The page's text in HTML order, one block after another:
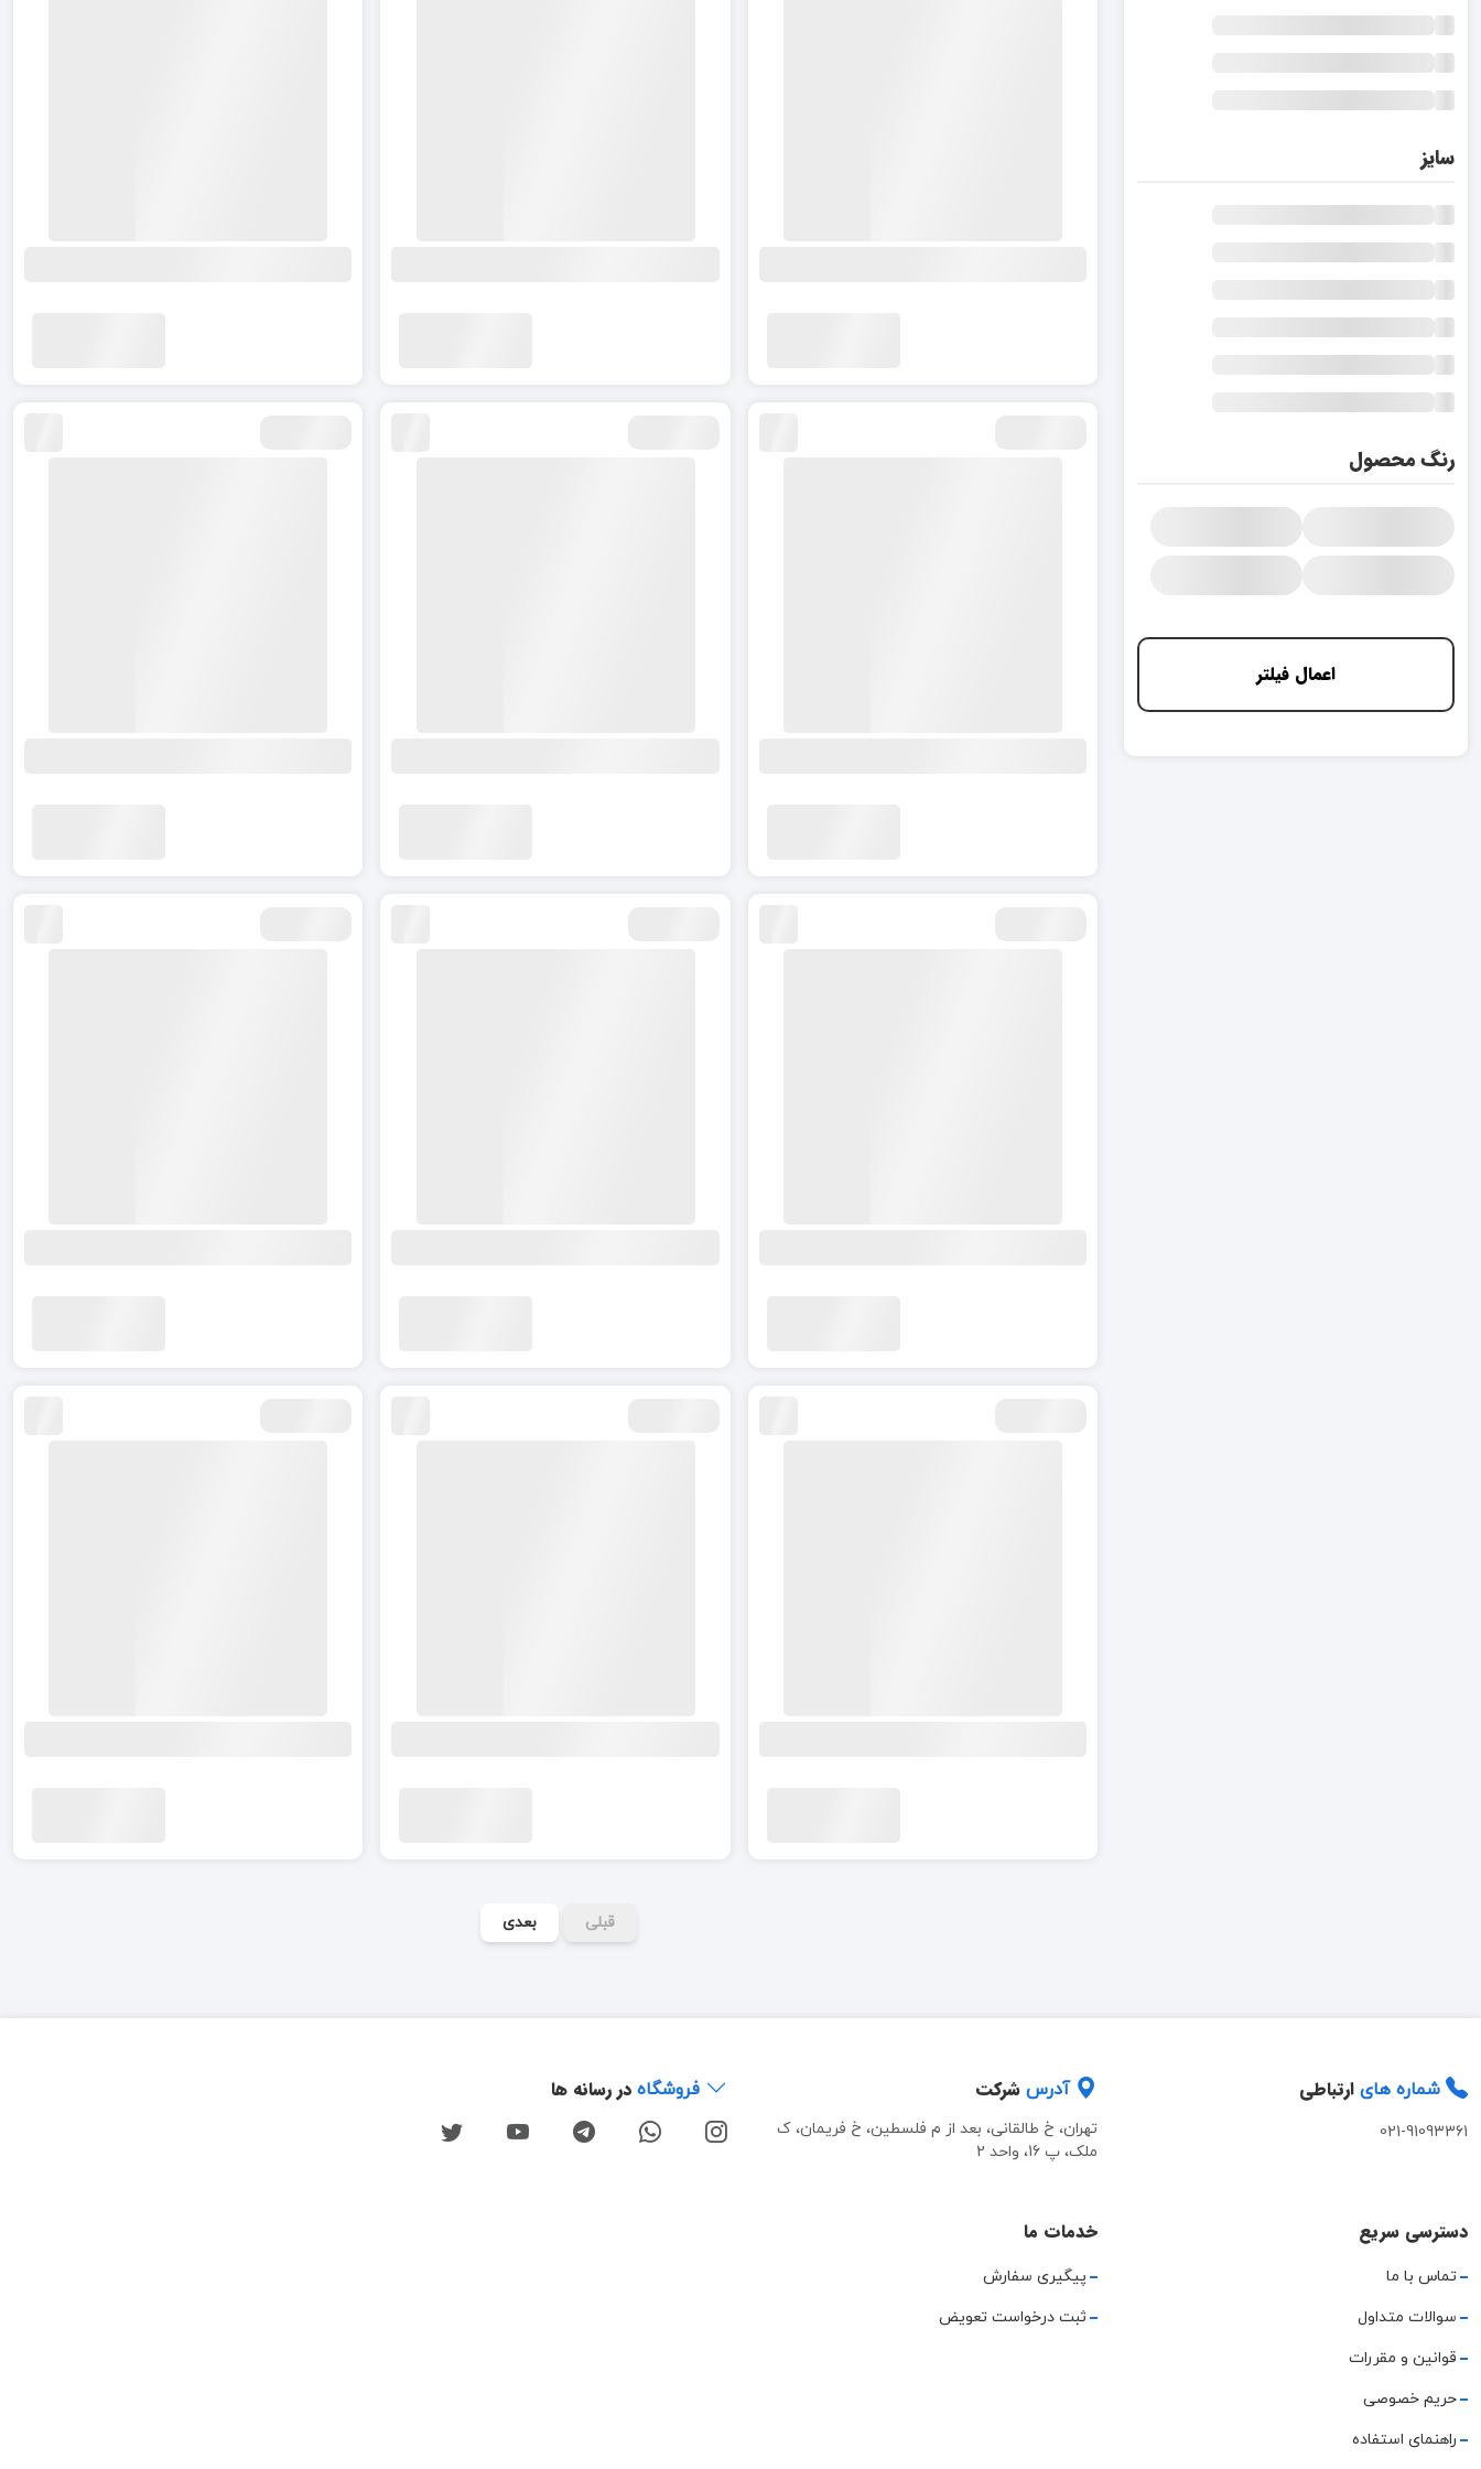
سایز
رنگ محصول
اعمال فیلتر
قبلی بعدی
شماره های ارتباطی
021-91093361
آدرس شرکت
تهران، خ طالقانی، بعد از م فلسطین، خ فریمان، ک
ملک، پ 16، واحد 2
فروشگاه در رسانه ها
دسترسی سریع
تماس با ما
سوالات متداول
قوانین و مقررات
حریم خصوصی
راهنمای استفاده
خدمات ما
پیگیری سفارش
ثبت درخواست تعویض